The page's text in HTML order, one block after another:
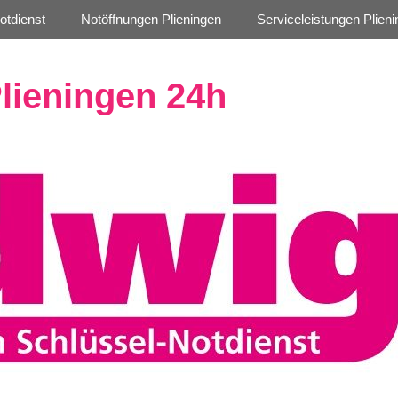
24h
Notöffnungen Plieningen Serviceleistungen